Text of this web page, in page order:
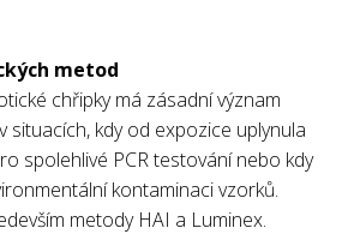
metod
chřipky má zásadní význam
situacích, kdy od expozice uplynula
spolehlivé PCR testování nebo kdy
kontaminaci vzorků.
metody HAI a Luminex.